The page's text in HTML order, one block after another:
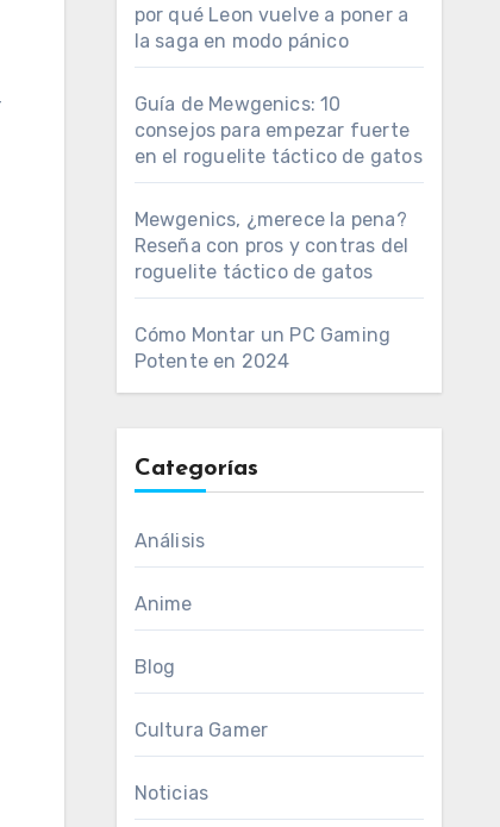
por qué Leon vuelve a poner a
la saga en modo pánico
Guía de Mewgenics: 10
consejos para empezar fuerte
en el roguelite táctico de gatos
Mewgenics, ¿merece la pena?
Reseña con pros y contras del
roguelite táctico de gatos
Cómo Montar un PC Gaming
Potente en 2024
Categorías
Análisis
Anime
Blog
Cultura Gamer
Noticias